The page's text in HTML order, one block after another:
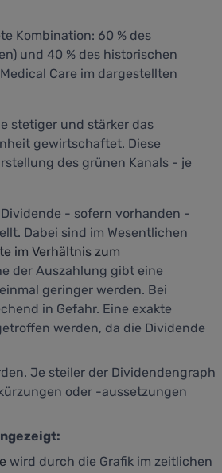
Kombination: 60 % des
und 40 % des historischen
Care im dargestellten
stetiger und stärker das
gewirtschaftet. Diese
des grünen Kanals - je
Dividende - sofern vorhanden -
Dabei sind im Wesentlichen
im Verhältnis zum
der Auszahlung gibt eine
geringer werden. Bei
in Gefahr. Eine exakte
werden, da die Dividende
Je steiler der Dividendengraph
oder -aussetzungen
wird durch die Grafik im zeitlichen